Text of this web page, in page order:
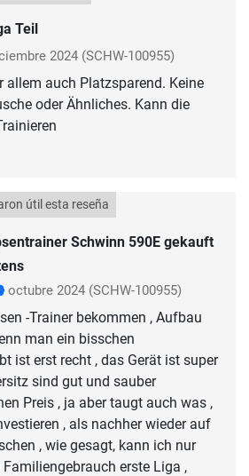
Teil
2024 (SCHW-100955)
allem auch Platzsparend. Keine
oder Ähnliches. Kann die
Schwinn 590E gekauft
útil esta reseña
octubre 2024 (SCHW-100955)
-Trainer bekommen , Aufbau
man ein bisschen
ist erst recht , das Gerät ist super
sind gut und sauber
Preis , ja aber taugt auch was ,
, als nachher wieder auf
, wie gesagt, kann ich nur
erste Liga ,